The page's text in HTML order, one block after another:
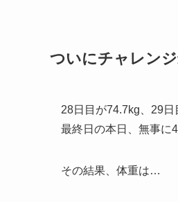
ついにチャレン
28日目が74.7kg、29日
最終日の本日、無事に
その結果、体重は…